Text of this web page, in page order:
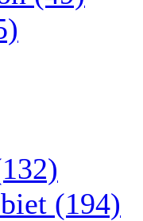
(194)